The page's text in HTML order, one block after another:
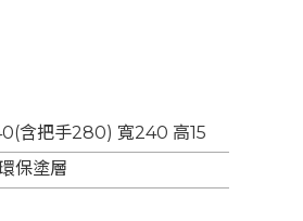
含把手280) 寬240 高15
保塗層